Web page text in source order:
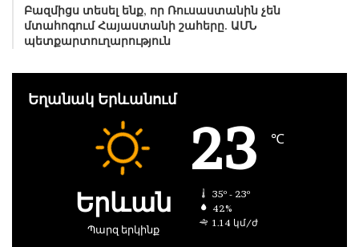
Բազմիցս տեսել ենք, որ Ռուսաստանին չեն
մտահոգում Հայաստանի շահերը. ԱՄՆ
պետքարտուղարություն
Եղանակ Երևանում
Երևան
Պարզ երկինք
23 ℃
35º - 23º
42%
1.14 կմ/ժ